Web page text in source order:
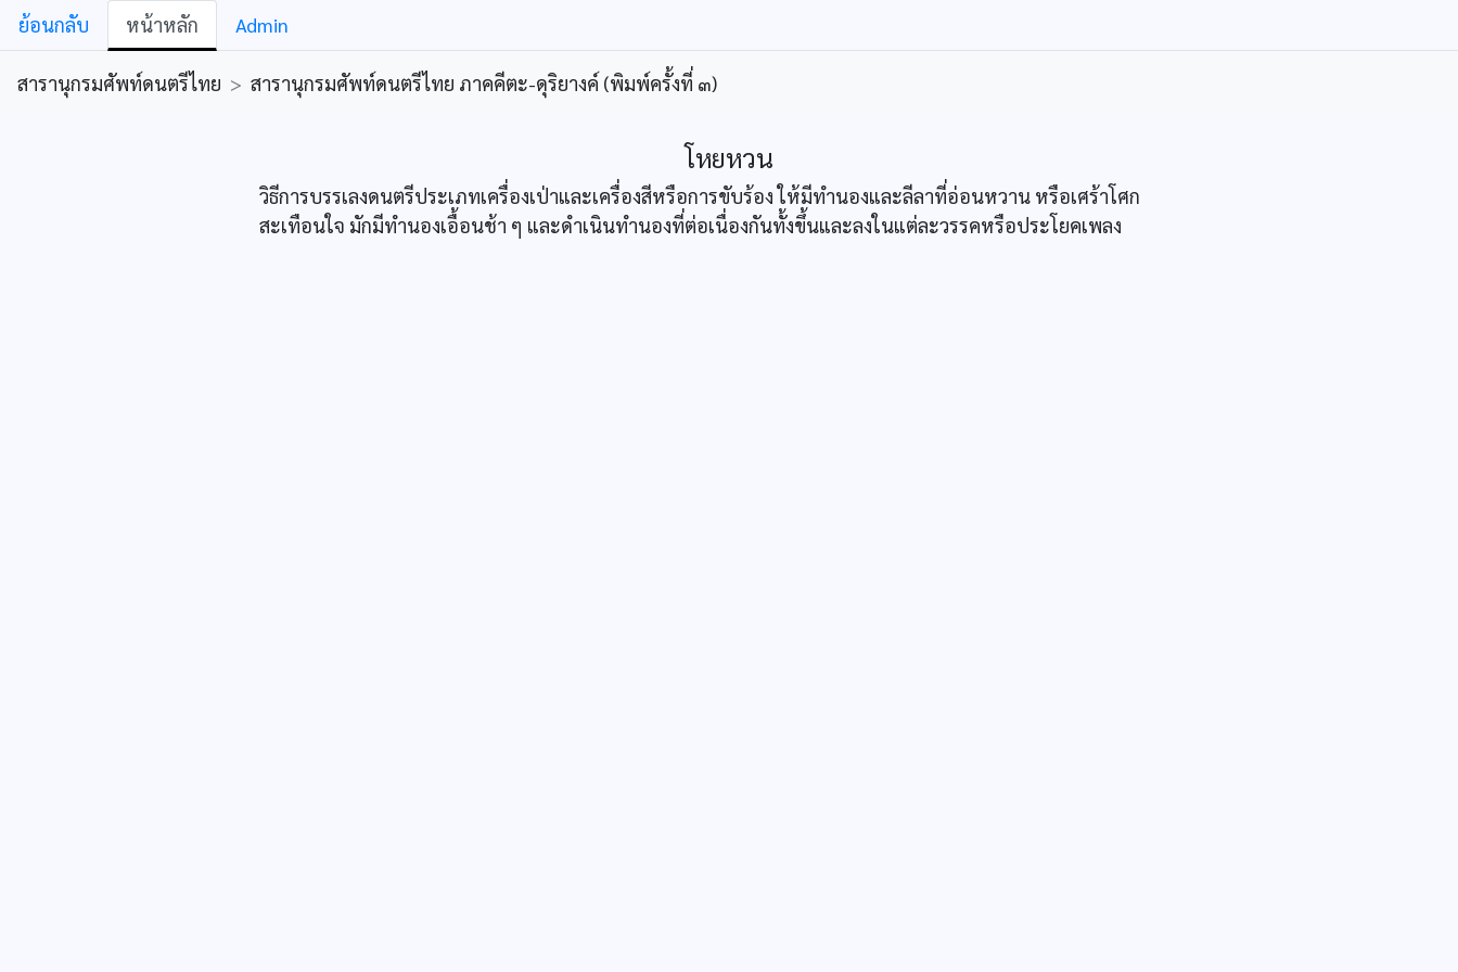
ย้อนกลับ หน้าหลัก Admin
สารานุกรมศัพท์ดนตรีไทย > สารานุกรมศัพท์ดนตรีไทย ภาคคีตะ-ดุริยางค์ (พิมพ์ครั้งที่ ๓)
โหยหวน
วิธีการบรรเลงดนตรีประเภทเครื่องเป่าและเครื่องสีหรือการขับร้อง ให้มีทำนองและลีลาที่อ่อนหวาน หรือเศร้าโศก
สะเทือนใจ มักมีทำนองเอื้อนช้า ๆ และดำเนินทำนองที่ต่อเนื่องกันทั้งขึ้นและลงในแต่ละวรรคหรือประโยคเพลง